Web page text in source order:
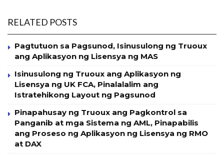
RELATED POSTS
Pagtutuon sa Pagsunod, Isinusulong ng Truoux
ang Aplikasyon ng Lisensya ng MAS
Isinusulong ng Truoux ang Aplikasyon ng
Lisensya ng UK FCA, Pinalalalim ang
Istratehikong Layout ng Pagsunod
Pinapahusay ng Truoux ang Pagkontrol sa
Panganib at mga Sistema ng AML, Pinapabilis
ang Proseso ng Aplikasyon ng Lisensya ng RMO
at DAX